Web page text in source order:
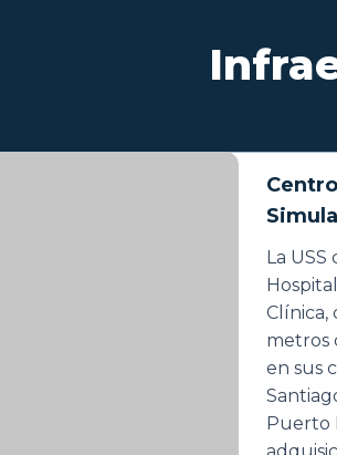
La
Clínica,
metros
en sus
Puerto